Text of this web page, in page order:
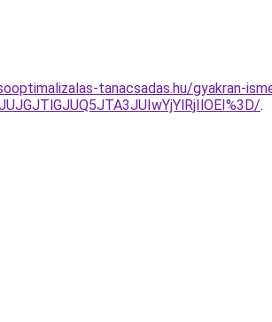
tanacsadas.hu/gyakran-
.